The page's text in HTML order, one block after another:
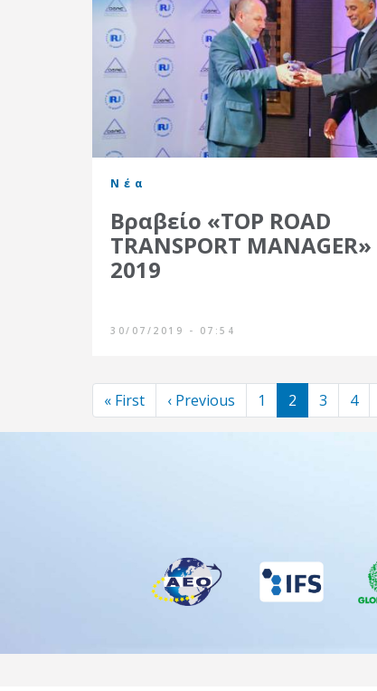
Νέα
Βραβείο «TOP ROAD
TRANSPORT MANAGER»
2019
30/07/2019 - 07:54
Pagination
« FirstFirst page
‹ Previous Previous page
1 2 3 4